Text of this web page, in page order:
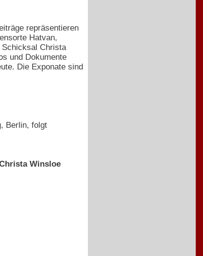
repräsentieren
Hatvan,
Schicksal Christa
und Dokumente
Die Exponate sind
Berlin, folgt
Winsloe